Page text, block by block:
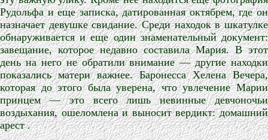
Рудольфа и еще записка, датированная октябрем, где он
назначает девушке свидание. Среди находок в шкатулке
обнаруживается и еще один знаменательный документ:
завещание, которое недавно составила Мария. В этот
день на него не обратили внимание — другие находки
показались матери важнее. Баронесса Хелена Вечера,
которая до этого была уверена, что увлечение Марии
принцем — это всего лишь невинные девчоночьи
воздыхания, ошеломлена и выносит вердикт: домашний
арест .